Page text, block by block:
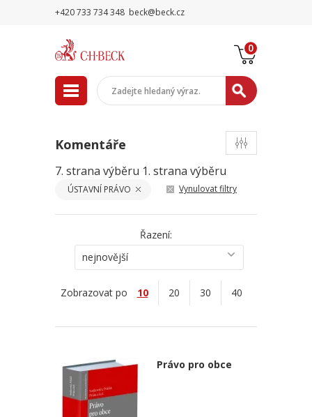
+420 733 734 348 beck@beck.cz
0
Komentáře
7. strana výběru 1. strana výběru
ÚSTAVNÍ PRÁVO Vynulovat filtry
Řazení:
nejnovější
Zobrazovat po 10 20 30 40
Právo pro obce